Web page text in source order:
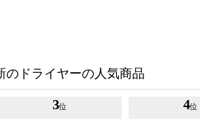
のドライヤーの人気商品
3位 4位